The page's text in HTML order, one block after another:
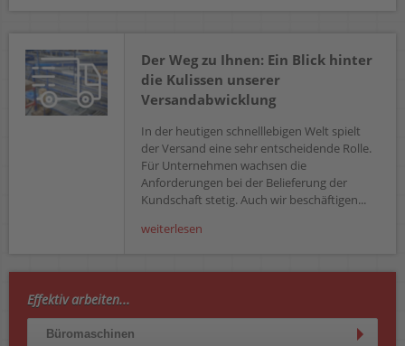
Der Weg zu Ihnen: Ein Blick hinter
die Kulissen unserer
Versandabwicklung
In der heutigen schnelllebigen Welt spielt
der Versand eine sehr entscheidende Rolle.
Für Unternehmen wachsen die
Anforderungen bei der Belieferung der
Kundschaft stetig. Auch wir beschäftigen...
weiterlesen
Effektiv arbeiten...
Büromaschinen